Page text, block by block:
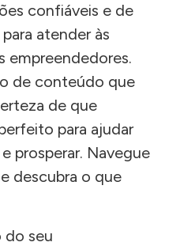
confiáveis e de
atender às
empreendedores.
de conteúdo que
de que
para ajudar
prosperar. Navegue
descubra o que
do seu